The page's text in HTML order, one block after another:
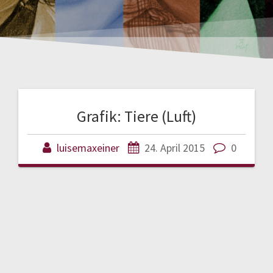
Grafik: Tiere (Luft)
luisemaxeiner 24. April 2015 0